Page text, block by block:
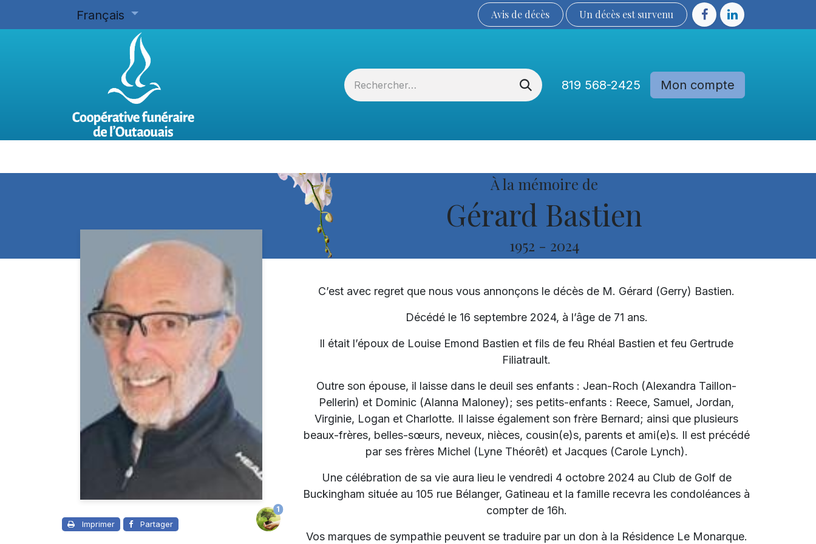
Français Avis de décès Un décès est sur​​​​​​​​ve​nu​​​​​​​​​​
819 568-2425 Mon compte
À la mémoire de
Gérard Bastien
1952 - 2024
Imprimer Partager
1
C’est avec regret que nous vous annonçons le décès de M. Gérard (Gerry) Bastien.
Décédé le 16 septembre 2024, à l’âge de 71 ans.
Il était l’époux de Louise Emond Bastien et fils de feu Rhéal Bastien et feu Gertrude
Filiatrault.
Outre son épouse, il laisse dans le deuil ses enfants : Jean-Roch (Alexandra Taillon-
Pellerin) et Dominic (Alanna Maloney); ses petits-enfants : Reece, Samuel, Jordan,
Virginie, Logan et Charlotte. Il laisse également son frère Bernard; ainsi que plusieurs
beaux-frères, belles-sœurs, neveux, nièces, cousin(e)s, parents et ami(e)s. Il est précédé
par ses frères Michel (Lyne Théorêt) et Jacques (Carole Lynch).
Une célébration de sa vie aura lieu le vendredi 4 octobre 2024 au Club de Golf de
Buckingham située au 105 rue Bélanger, Gatineau et la famille recevra les condoléances à
compter de 16h.
Vos marques de sympathie peuvent se traduire par un don à la Résidence Le Monarque.